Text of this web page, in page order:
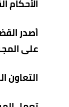
الأحكام
أصدر
على
التعاون